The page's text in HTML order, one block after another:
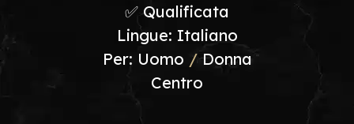
✅ Qualificata
Lingue: Italiano
Per: Uomo /Donna
Centro